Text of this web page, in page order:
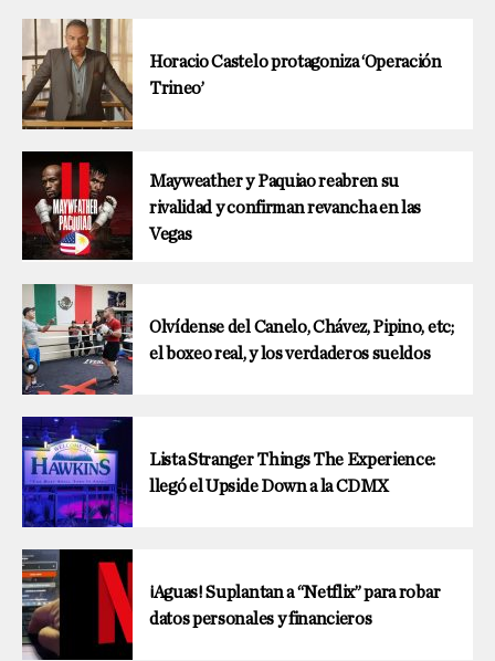
Horacio Castelo protagoniza ‘Operación
Trineo’
Mayweather y Paquiao reabren su
rivalidad y confirman revancha en las
Vegas
Olvídense del Canelo, Chávez, Pipino, etc;
el boxeo real, y los verdaderos sueldos
Lista Stranger Things The Experience:
llegó el Upside Down a la CDMX
¡Aguas! Suplantan a “Netflix” para robar
datos personales y financieros